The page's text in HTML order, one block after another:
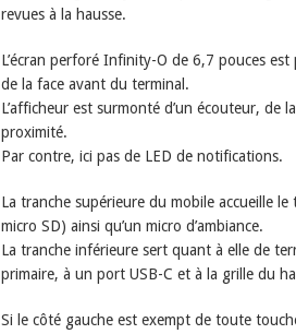
revues à la hausse.
L’écran perforé Infinity-O de 6,7 pouces
de la face avant du terminal.
L’afficheur est surmonté d’un écouteur, de
proximité.
Par contre, ici pas de LED de notifications.
La tranche supérieure du mobile accueille
micro SD) ainsi qu’un micro d’ambiance.
La tranche inférieure sert quant à elle de
primaire, à un port USB-C et à la grille du
Si le côté gauche est exempt de toute